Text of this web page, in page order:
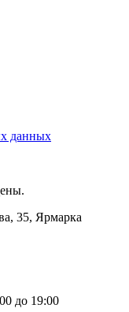
данных
35, Ярмарка
до 19:00